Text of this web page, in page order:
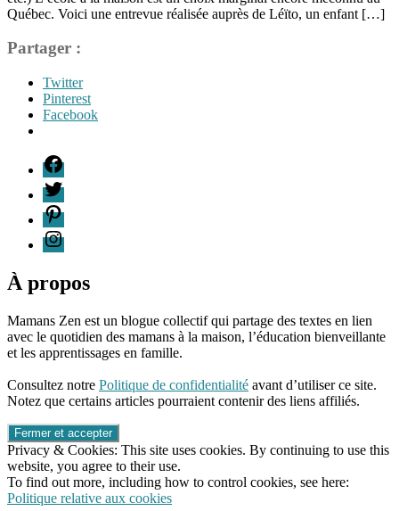
Québec. Voici une entrevue réalisée auprès de Léïto, un enfant […]
Partager :
Twitter
Pinterest
Facebook
Étiquettes
apprendre
en
famille
apprentissage
deuxième
école
à
maison ,
école
maison,
maison
québec,
éducation,
éducation
à
la
maison,
éducation
F
T
P
I
À propos
Mamans Zen est un blogue collectif qui partage des textes en lien
avec le quotidien des mamans à la maison, l’éducation bienveillante
et les apprentissages en famille.
Consultez notre Politique de confidentialité avant d’utiliser ce site.
Notez que certains articles pourraient contenir des liens affiliés.
Privacy & Cookies: This site uses cookies. By continuing to use this
website, you agree to their use.
To find out more, including how to control cookies, see here:
Politique relative aux cookies